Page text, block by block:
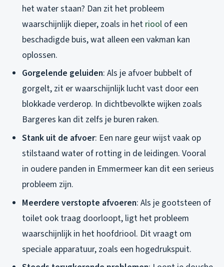
het water staan? Dan zit het probleem
waarschijnlijk dieper, zoals in het riool of een
beschadigde buis, wat alleen een vakman kan
oplossen.
Gorgelende geluiden: Als je afvoer bubbelt of
gorgelt, zit er waarschijnlijk lucht vast door een
blokkade verderop. In dichtbevolkte wijken zoals
Bargeres kan dit zelfs je buren raken.
Stank uit de afvoer: Een nare geur wijst vaak op
stilstaand water of rotting in de leidingen. Vooral
in oudere panden in Emmermeer kan dit een serieus
probleem zijn.
Meerdere verstopte afvoeren: Als je gootsteen of
toilet ook traag doorloopt, ligt het probleem
waarschijnlijk in het hoofdriool. Dit vraagt om
speciale apparatuur, zoals een hogedrukspuit.